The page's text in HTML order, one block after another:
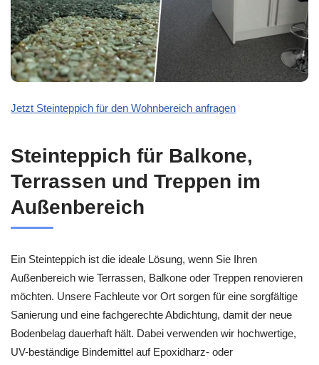
Jetzt Steinteppich für den Wohnbereich anfragen
Steinteppich für Balkone,
Terrassen und Treppen im
Außenbereich
Ein Steinteppich ist die ideale Lösung, wenn Sie Ihren
Außenbereich wie Terrassen, Balkone oder Treppen renovieren
möchten. Unsere Fachleute vor Ort sorgen für eine sorgfältige
Sanierung und eine fachgerechte Abdichtung, damit der neue
Bodenbelag dauerhaft hält. Dabei verwenden wir hochwertige,
UV-beständige Bindemittel auf Epoxidharz- oder